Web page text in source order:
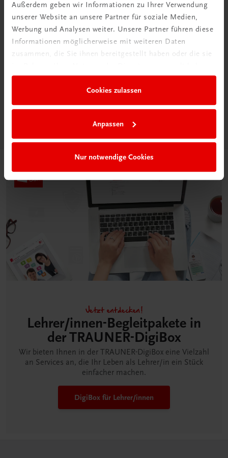
Außerdem geben wir Informationen zu Ihrer Verwendung
unserer Website an unsere Partner für soziale Medien,
Werbung und Analysen weiter. Unsere Partner führen diese
Informationen möglicherweise mit weiteren Daten
zusammen, die Sie ihnen bereitgestellt haben oder die sie
Cookies zulassen
Anpassen
Nur notwendige Cookies
Neu in der DigiBox
Das „Digitale
Klassenzimmer“
Mehr dazu
Jetzt entdecken!
Lehrer/innen-Begleitpakete in
der TRAUNER-DigiBox
Wir bieten Ihnen in der TRAUNER-DigiBox eine Vielzahl
an Services an, die Ihr Leben als Lehrer/in ein Stück
einfacher machen.
DigiBox für Lehrer/innen